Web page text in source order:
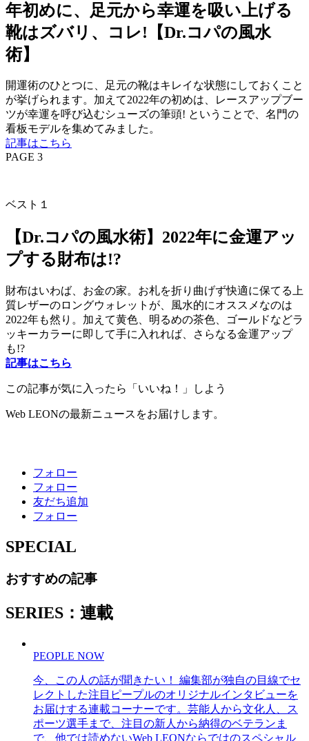
年初めに、足元から幸運を吸い上げる
靴はズバリ、コレ!【Dr.コパの風水
術】
開運術のひとつに、足元の靴はキレイな状態にしておくこと
が挙げられます。加えて2022年の初めは、レースアップブー
ツが幸運を呼び込むシューズの筆頭! ということで、名門の
看板モデルを集めてみました。
記事はこちら
PAGE 3
ベスト１
【Dr.コパの風水術】2022年に金運アッ
プする財布は!?
財布はいわば、お金の家。お札を折り曲げず快適に保てる上
質レザーのロングウォレットが、風水的にオススメなのは
2022年も然り。加えて黄色、明るめの茶色、ゴールドなどラ
ッキーカラーに即して手に入れれば、さらなる金運アップ
も!?
記事はこちら
この記事が気に入ったら「いいね！」しよう
Web LEONの最新ニュースをお届けします。
フォロー
フォロー
友だち追加
フォロー
SPECIAL
おすすめの記事
SERIES：連載
PEOPLE NOW
今、この人の話が聞きたい！ 編集部が独自の目線でセ
レクトした注目ピープルのオリジナルインタビューを
お届けする連載コーナーです。芸能人から文化人、ス
ポーツ選手まで、注目の新人から納得のベテランま
で、他では読めないWeb LEONならではのスペシャル